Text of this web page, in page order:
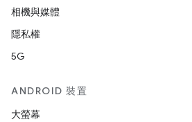
相機與媒體
隱私權
5G
ANDROID 裝置
大螢幕